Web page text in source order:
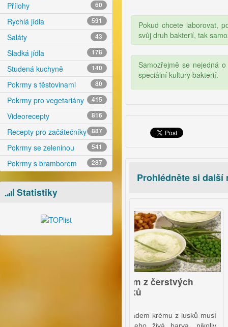
Přílohy 60
Rychlá jídla 591
Saláty 43
Sladká jídla 178
Studená kuchyně 140
Pokrmy s těstovinami 80
Pokrmy pro vegetariány 415
Videorecepty 816
Recepty pro začátečníky 887
Pokrmy se zeleninou 541
Pokrmy s bramborem 287
Statistiky
Pokud chcete laborovat,
svůj druh bakterií, tak
Samozřejmě se nejedná
speciální kultury bakterií.
Prohlédněte si další
Krém z čerstvých
Základem krému z lusků musí
video